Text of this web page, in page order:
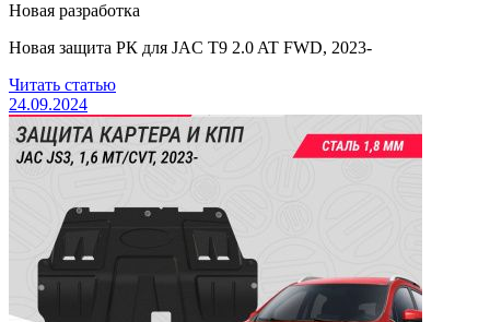
Новая разработка
Новая защита РК для JAC T9 2.0 AT FWD, 2023-
Читать статью
24.09.2024